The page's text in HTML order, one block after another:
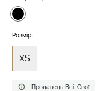
Продавець Всі. Свої
Розмір:
XS